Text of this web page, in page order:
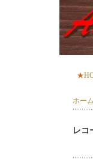
★
ホーム
レコ